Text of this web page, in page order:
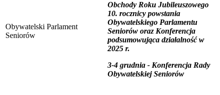
Obywatelski Parlament
Seniorów
Obchody Roku Jubileuszowego
10. rocznicy powstania
Obywatelskiego Parlamentu
Seniorów oraz Konferencja
podsumowująca działalność w
2025 r.
3-4 grudnia - Konferencja Rady
Obywatelskiej Seniorów